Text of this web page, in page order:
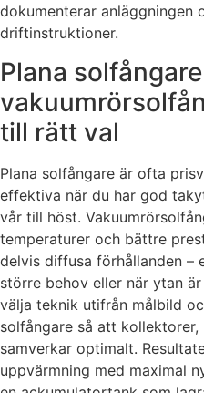
dokumenterar anläggningen
driftinstruktioner.
Plana
till rätt val
Plana solfångare är ofta
effektiva när du har god
vår till höst.
temperaturer och bättre
delvis diffusa förhållanden
större behov eller när ytan
välja teknik utifrån målbild
solfångare så att
samverkar optimalt.
uppvärmning med maximal